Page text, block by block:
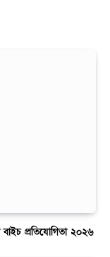
প্রতিযোগিতা ২০২৬